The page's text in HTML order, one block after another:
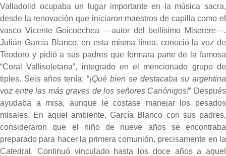
Valladolid ocupaba un lugar importante en la música sacra,
desde la renovación que iniciaron maestros de capilla como el
vasco Vicente Goicoechea —autor del bellísimo Miserere—.
Julián García Blanco, en esta misma línea, conoció la voz de
Teodoro y pidió a sus padres que formara parte de la famosa
“Coral Vallisoletana”, integrado en el mencionado grupo de
tiples. Seis años tenía: “¡Qué bien se destacaba su argentina
voz entre las más graves de los señores Canónigos!” Después
ayudaba a misa, aunque le costase manejar los pesados
misales. En aquel ambiente, García Blanco con sus padres,
consideraron que el niño de nueve años se encontraba
preparado para hacer la primera comunión, precisamente en la
Catedral. Continuó vinculado hasta los doce años a aquel